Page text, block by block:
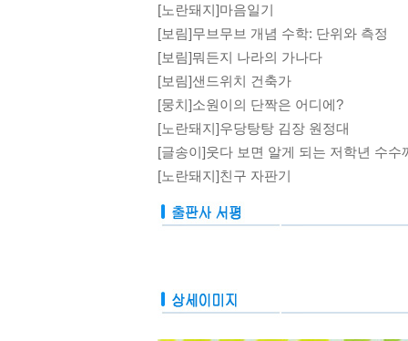
[노란돼지]마음일기
[보림]무브무브 개념 수학: 단위와 측정
[보림]뭐든지 나라의 가나다
[보림]샌드위치 건축가
[뭉치]소원이의 단짝은 어디에?
[노란돼지]우당탕탕 김장 원정대
[글송이]웃다 보면 알게 되는 저학년 수수
[노란돼지]친구 자판기